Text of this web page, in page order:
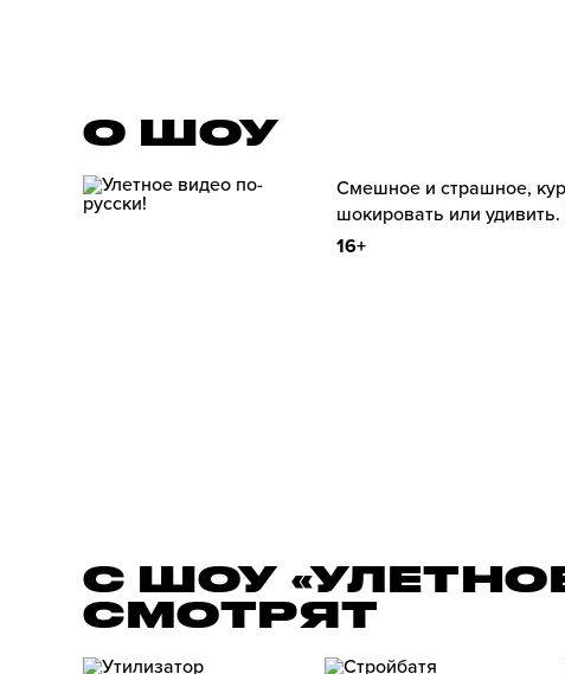
О ШОУ
Смешное и страшное,
шокировать или
16+
С ШОУ
СМОТРЯТ